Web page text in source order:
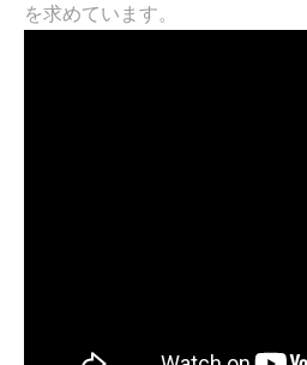
を求めています。